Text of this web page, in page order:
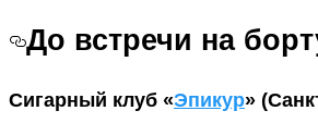
До встречи на
Сигарный клуб «Эпикур»